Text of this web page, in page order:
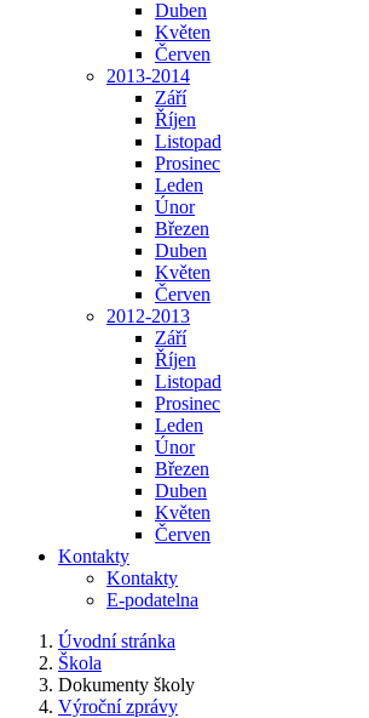
Duben
Květen
Červen
2013-2014
Září
Říjen
Listopad
Prosinec
Leden
Únor
Březen
Duben
Květen
Červen
2012-2013
Září
Říjen
Listopad
Prosinec
Leden
Únor
Březen
Duben
Květen
Červen
Kontakty
Kontakty
E-podatelna
Úvodní stránka
Škola
Dokumenty školy
Výroční zprávy